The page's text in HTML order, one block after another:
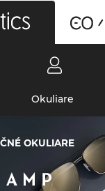
Okuliare
OKULIARE